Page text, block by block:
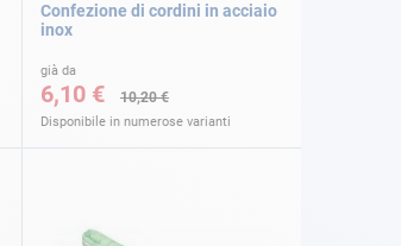
Confezione di cordini in acciaio
inox
già da
6,10 € 10,20 €
Disponibile in numerose varianti